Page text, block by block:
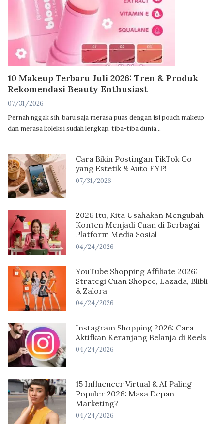
10 Makeup Terbaru Juli 2026: Tren & Produk
Rekomendasi Beauty Enthusiast
07/31/2026
Pernah nggak sih, baru saja merasa puas dengan isi pouch makeup
dan merasa koleksi sudah lengkap, tiba-tiba dunia...
Cara Bikin Postingan TikTok Go
yang Estetik & Auto FYP!
07/31/2026
2026 Itu, Kita Usahakan Mengubah
Konten Menjadi Cuan di Berbagai
Platform Media Sosial
04/24/2026
YouTube Shopping Affiliate 2026:
Strategi Cuan Shopee, Lazada, Blibli
& Zalora
04/24/2026
Instagram Shopping 2026: Cara
Aktifkan Keranjang Belanja di Reels
04/24/2026
15 Influencer Virtual & AI Paling
Populer 2026: Masa Depan
Marketing?
04/24/2026